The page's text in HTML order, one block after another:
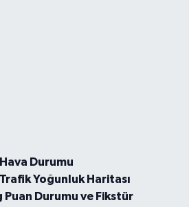
Durumu
Yoğunluk Haritası
Puan Durumu ve Fikstür